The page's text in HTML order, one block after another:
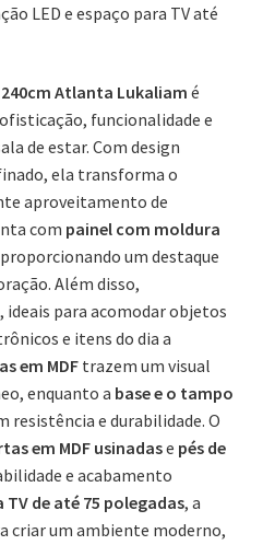
LED e espaço para TV até
Atlanta Lukaliam é
funcionalidade e
de estar. Com design
ela transforma o
aproveitamento de
com painel com moldura
um destaque
Além disso,
, ideais para acomodar objetos
e itens do dia a
em MDFtrazem um visual
enquanto a base e o tampo
resistência e durabilidade. O
em MDF usinadase pés de
e acabamento
TV de até 75 polegadas, a
criar um ambiente moderno,